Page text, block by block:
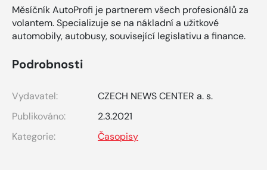
Měsíčník AutoProfi je partnerem všech profesionálů za
volantem. Specializuje se na nákladní a užitkové
automobily, autobusy, související legislativu a finance.
Podrobnosti
Vydavatel:
CZECH NEWS CENTER a. s.
Publikováno:
2.3.2021
Kategorie:
Časopisy